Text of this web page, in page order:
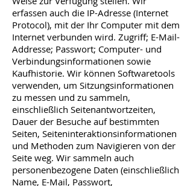
erfassen auch die IP-Adresse (Internet
Protocol), mit der Ihr Computer mit dem
Internet verbunden wird. Zugriff; E-Mail-
Addresse; Passwort; Computer- und
Verbindungsinformationen sowie
Kaufhistorie. Wir können Softwaretools
verwenden, um Sitzungsinformationen
zu messen und zu sammeln,
einschließlich Seitenantwortzeiten,
Dauer der Besuche auf bestimmten
Seiten, Seiteninteraktionsinformationen
und Methoden zum Navigieren von der
Seite weg. Wir sammeln auch
personenbezogene Daten (einschließlich
Name, E-Mail, Passwort,